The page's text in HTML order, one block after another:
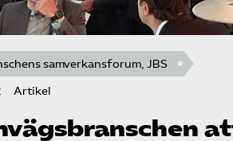
samverkansforum, JBS
Artikel